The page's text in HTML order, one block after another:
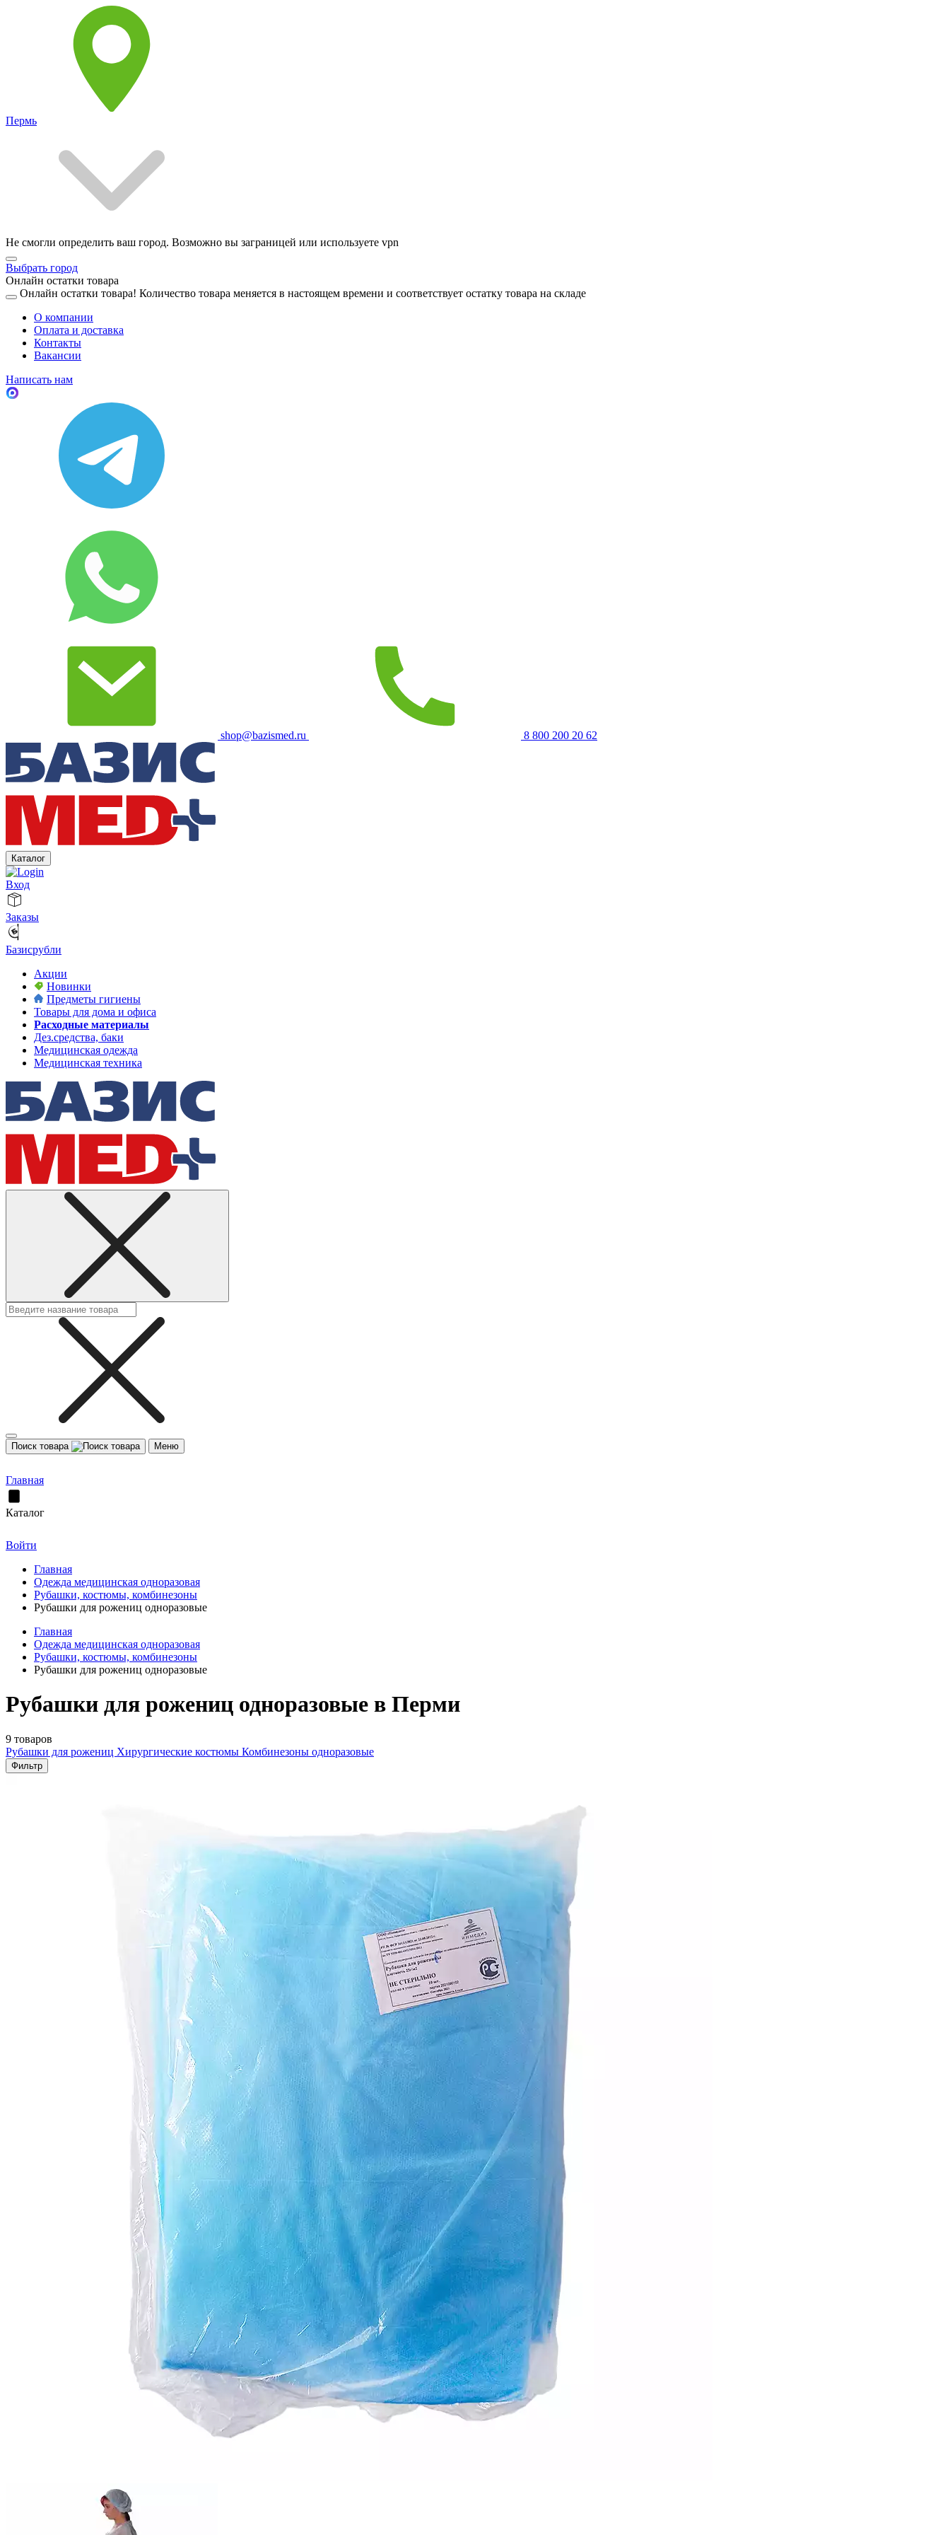
Пермь
Не смогли определить ваш город. Возможно вы заграницей или используете vpn
Выбрать город
Онлайн остатки товара
Онлайн остатки товара! Количество товара меняется в настоящем времени и соответствует остатку товара на складе
О компании
Оплата и доставка
Контакты
Вакансии
Написать нам
shop@bazismed.ru 8 800 200 20 62
Каталог
Вход
Заказы
Базисрубли
Акции
Новинки
Предметы гигиены
Товары для дома и офиса
Расходные материалы
Дез.средства, баки
Медицинская одежда
Медицинская техника
Поиск товара Меню
Главная
Каталог
Войти
Главная
Одежда медицинская одноразовая
Рубашки, костюмы, комбинезоны
Рубашки для рожениц одноразовые
Главная
Одежда медицинская одноразовая
Рубашки, костюмы, комбинезоны
Рубашки для рожениц одноразовые
Рубашки для рожениц одноразовые в Перми
9 товаров
Рубашки для рожениц Хирургические костюмы Комбинезоны одноразовые
Фильтр